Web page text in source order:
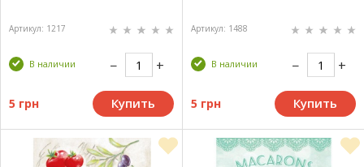
Артикул: 1217
В наличии
5 грн Купить
Артикул: 1488
В наличии
5 грн Купить